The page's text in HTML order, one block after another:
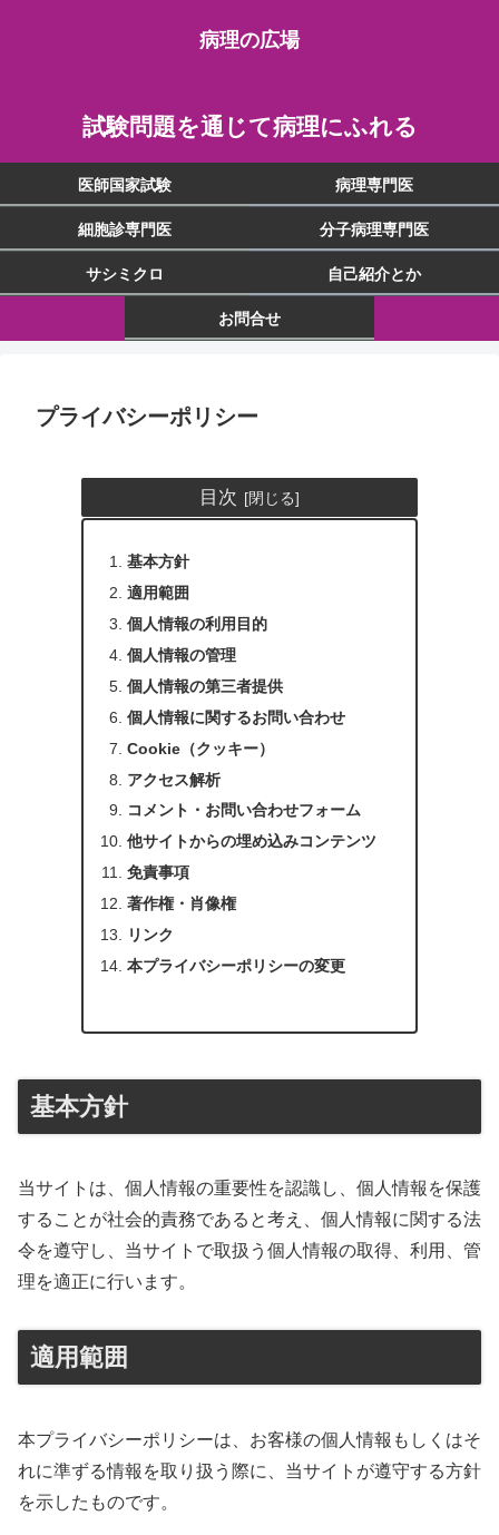
病理の広場
試験問題を通じて病理にふれる
医師国家試験 病理専門医
細胞診専門医 分子病理専門医
サシミクロ 自己紹介とか
お問合せ
プライバシーポリシー
目次
基本方針
適用範囲
個人情報の利用目的
個人情報の管理
個人情報の第三者提供
個人情報に関するお問い合わせ
Cookie（クッキー）
アクセス解析
コメント・お問い合わせフォーム
他サイトからの埋め込みコンテンツ
免責事項
著作権・肖像権
リンク
本プライバシーポリシーの変更
基本方針
当サイトは、個人情報の重要性を認識し、個人情報を保護
することが社会的責務であると考え、個人情報に関する法
令を遵守し、当サイトで取扱う個人情報の取得、利用、管
理を適正に行います。
適用範囲
本プライバシーポリシーは、お客様の個人情報もしくはそ
れに準ずる情報を取り扱う際に、当サイトが遵守する方針
を示したものです。